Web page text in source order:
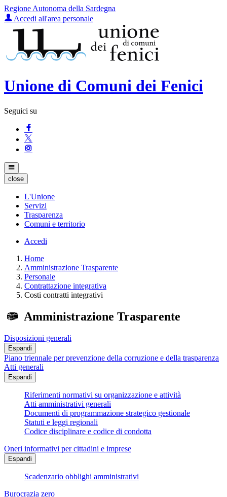
Regione Autonoma della Sardegna
Accedi all'area personale
Unione di Comuni dei Fenici
Seguici su
close
L'Unione
Servizi
Trasparenza
Comuni e territorio
Accedi
Home
Amministrazione Trasparente
Personale
Contrattazione integrativa
Costi contratti integrativi
Amministrazione Trasparente
Disposizioni generali
Espandi
Piano triennale per prevenzione della corruzione e della trasparenza
Atti generali
Espandi
Riferimenti normativi su organizzazione e attività
Atti amministrativi generali
Documenti di programmazione strategico gestionale
Statuti e leggi regionali
Codice disciplinare e codice di condotta
Oneri informativi per cittadini e imprese
Espandi
Scadenzario obblighi amministrativi
Burocrazia zero